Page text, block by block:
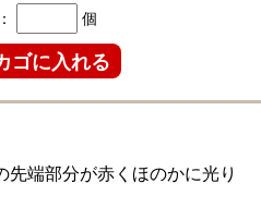
個
先端部分が赤くほのかに光り